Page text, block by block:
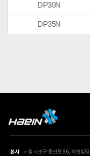
DP30N
DP35N
본사 서울 서초구 동산로 86, 혜인빌딩